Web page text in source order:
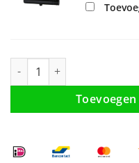
Doucheset mat zwart aantal